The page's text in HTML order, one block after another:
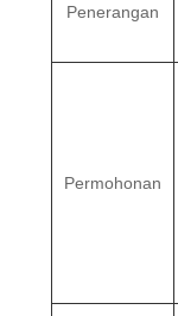
Penerangan
Permohonan